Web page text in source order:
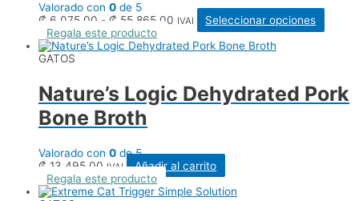
Valorado con 0 de 5
₡ 6.075,00 - ₡ 55.865,00 Rango
precios:
hasta
₡ 55.865,00
IVAI Seleccionar opciones
Las
Regala este producto
GATOS
Nature’s Logic Dehydrated Pork
Bone Broth
Valorado con 0 de 5
₡ 13.495,00 IVAI
Añadir al carrito
Regala este producto